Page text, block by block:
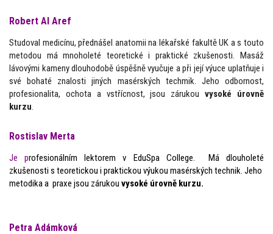
Robert Al Aref
Studoval medicínu, přednášel anatomii na lékařské fakultě UK a s touto
metodou má mnoholeté teoretické i praktické zkušenosti. Masáž
lávovými kameny dlouhodobě úspěšně vyučuje a při její výuce uplatňuje i
své bohaté znalosti jiných masérských techmik. Jeho odbornost,
profesionalita, ochota a vstřícnost, jsou zárukou vysoké úrovně
kurzu.
Rostislav Merta
Je profesionálním lektorem v EduSpa College. Má dlouholeté
zkušenosti s teoretickou i praktickou výukou masérských technik. Jeho
metodika a praxe jsou zárukou vysoké úrovně kurzu.
Petra Adámková